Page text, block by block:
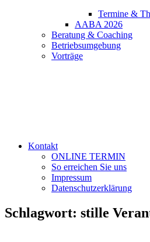
Termine &
AABA 2026
Beratung & Coaching
Betriebsumgebung
Vorträge
Kontakt
ONLINE TERMIN
So erreichen Sie uns
Impressum
Datenschutzerklärung
Schlagwort: stille